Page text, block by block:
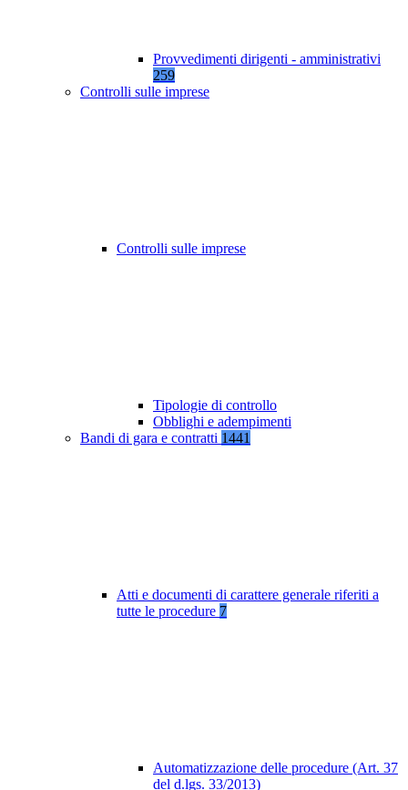
Provvedimenti dirigenti - amministrativi
259
Controlli sulle imprese
Controlli sulle imprese
Tipologie di controllo
Obblighi e adempimenti
Bandi di gara e contratti 1441
Atti e documenti di carattere generale riferiti a
tutte le procedure 7
Automatizzazione delle procedure (Art. 37
del d.lgs. 33/2013)